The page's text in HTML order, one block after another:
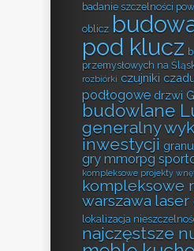
badanie szczelności
oblicz
pod klucz
przemysłowych na
rozbiórki czujniki
podłogowe drzwi
budowlane
generalny
inwestycji
gry mmorpg
kompleksowe projekty
kompleksowe
warszawa laser
lokalizacja
najczęstsze